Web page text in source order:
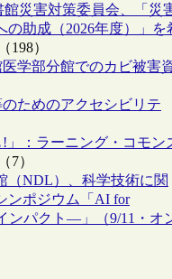
災害対策委員会、「災
助成（2026年度）」を
（198）
学部分館でのカビ被害
ためのアクセシビリテ
」：ラーニング・コモン
（7）
（NDL）、科学技術に関
ンポジウム「AI for
ンパクト―」（9/11・オ